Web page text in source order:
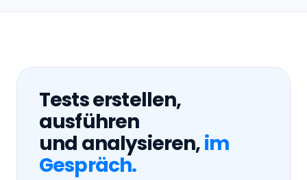
Tests erstellen,
ausführen
und analysieren,im
Gespräch.